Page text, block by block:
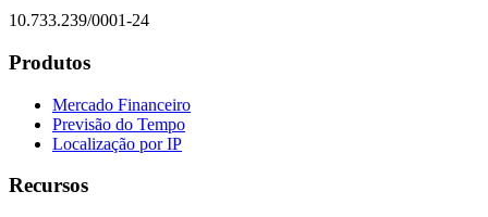
10.733.239/0001-24
Produtos
Mercado Financeiro
Previsão do Tempo
Localização por IP
Recursos